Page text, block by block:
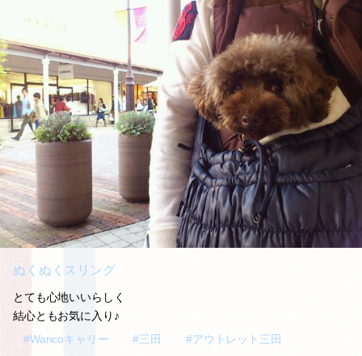
ぬくぬくスリング
とても心地いいらしく
結心ともお気に入り♪
#Wancoキャリー
#三田 #アウトレット三田